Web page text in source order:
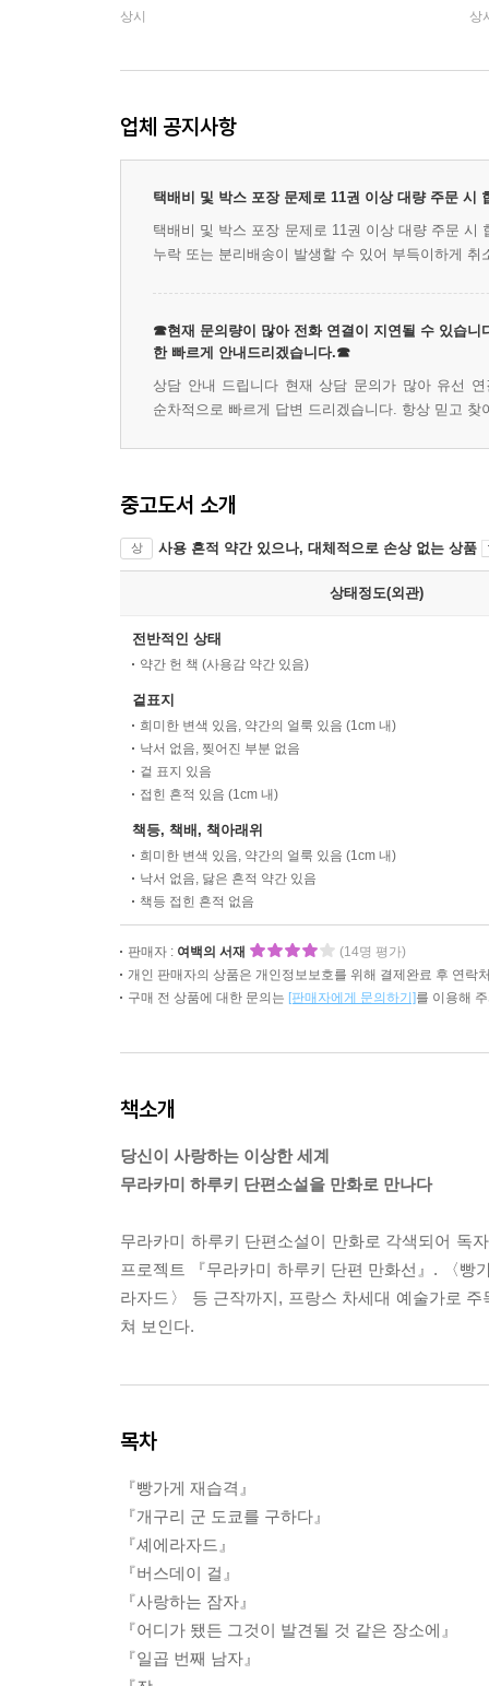
상시 상
업체 공지사항
택배비 및 박스 포장 문제로 11권 이상 대량 주문 시
택배비 및 박스 포장 문제로 11권 이상 대량 주문
누락 또는 분리배송이 발생할 수 있어 부득이하게 취
☎현재 문의량이 많아 전화 연결이 지연될 수 있습니
한 빠르게 안내드리겠습니다.☎
상담 안내 드립니다 현재 상담 문의가 많아 유선
순차적으로 빠르게 답변 드리겠습니다. 항상 믿고
중고도서 소개
상 사용 흔적 약간 있으나, 대체적으로 손상 없는 상품
상태정도(외관)
전반적인 상태
약간 헌 책 (사용감 약간 있음)
겉표지
희미한 변색 있음, 약간의 얼룩 있음 (1cm 내)
낙서 없음, 찢어진 부분 없음
겉 표지 있음
접힌 흔적 있음 (1cm 내)
책등, 책배, 책아래위
희미한 변색 있음, 약간의 얼룩 있음 (1cm 내)
낙서 없음, 닳은 흔적 약간 있음
책등 접힌 흔적 없음
판매자 : 여백의 서재
(14명 평가)
개인 판매자의 상품은 개인정보보호를 위해 결제완료 후 연락
구매 전 상품에 대한 문의는 [판매자에게 문의하기]를 이용해
책소개
당신이 사랑하는 이상한 세계
무라카미 하루키 단편소설을 만화로 만나다
무라카미 하루키 단편소설이 만화로 각색되어 독
프로젝트 『무라카미 하루키 단편 만화선』. 〈
라자드〉 등 근작까지, 프랑스 차세대 예술가로
쳐 보인다.
목차
『빵가게 재습격』
『개구리 군 도쿄를 구하다』
『셰에라자드』
『버스데이 걸』
『사랑하는 잠자』
『어디가 됐든 그것이 발견될 것 같은 장소에』
『일곱 번째 남자』